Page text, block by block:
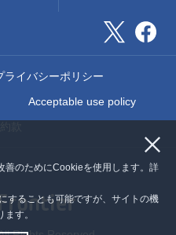
善のためにCookieを使用します。詳
することも可能ですが、サイトの機
ます。
ライバシーポリシー
Acceptable use policy